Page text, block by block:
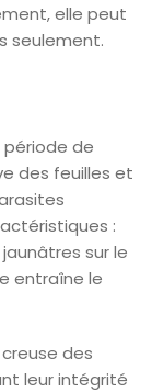
elle peut
seulement.
de
des feuilles et
:
sur le
entraîne le
des
leur intégrité